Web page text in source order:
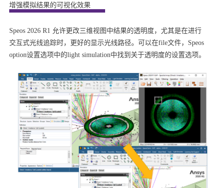
增强模拟结果的可视化效果
Speos 2026 R1 允许更改三维视图中结果的透明度，尤其是在进行
交互式光线追踪时，更好的显示光线路径。可以在file文件，Speos
option设置选项中的light simulation中找到关于透明度的设置选项。